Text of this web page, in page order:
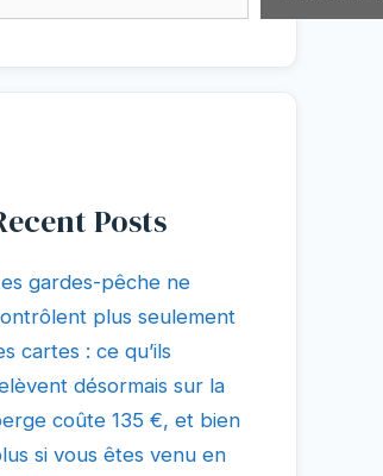
Posts
gardes-pêche ne
plus seulement
cartes : ce qu’ils
désormais sur la
coûte 135 €, et bien
si vous êtes venu en